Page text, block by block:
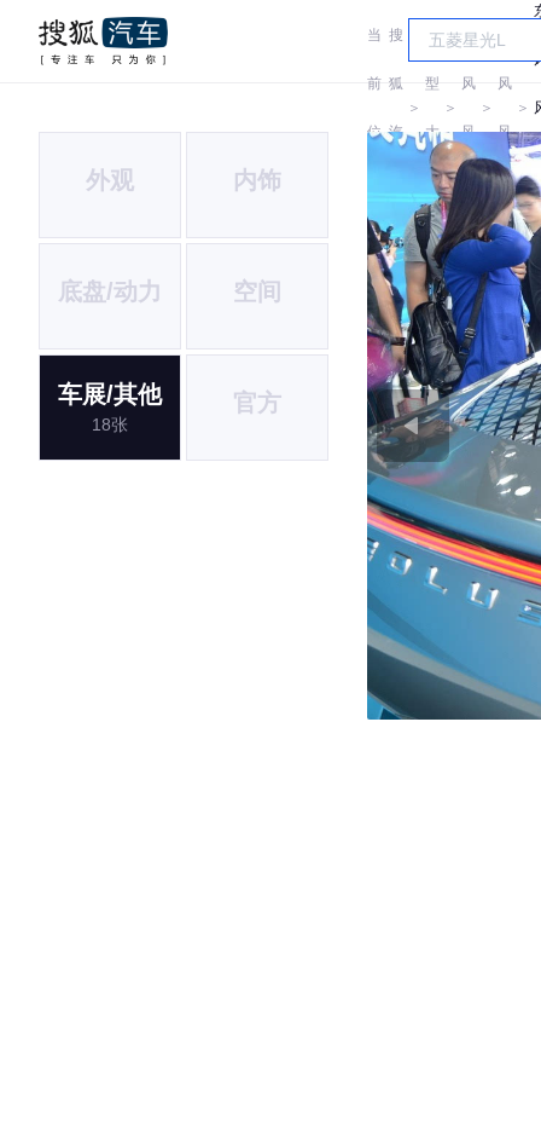
当
前
位
搜
狐
汽
＞
车
型
大
全
＞
东
风
风
神
＞
东
风
风
神
＞
外观 内饰
底盘/动力 空间
车展/其他
18张
官方